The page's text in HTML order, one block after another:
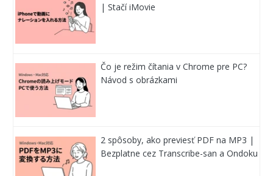
| Stačí iMovie
Čo je režim čítania v Chrome pre PC?
Návod s obrázkami
2 spôsoby, ako previesť PDF na MP3 |
Bezplatne cez Transcribe-san a Ondoku